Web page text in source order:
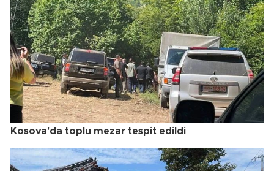
Kosova'da toplu mezar tespit edildi